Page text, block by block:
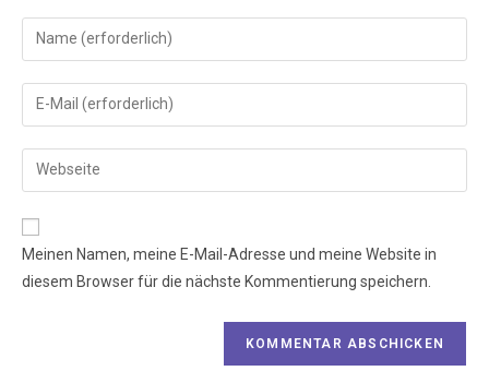
Meinen Namen, meine E-Mail-Adresse und meine Website in
diesem Browser für die nächste Kommentierung speichern.